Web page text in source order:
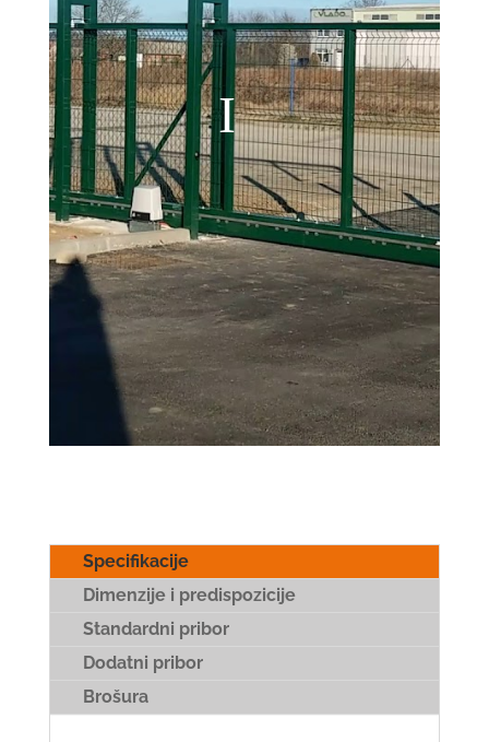
Specifikacije
Dimenzije i predispozicije
Standardni pribor
Dodatni pribor
Brošura